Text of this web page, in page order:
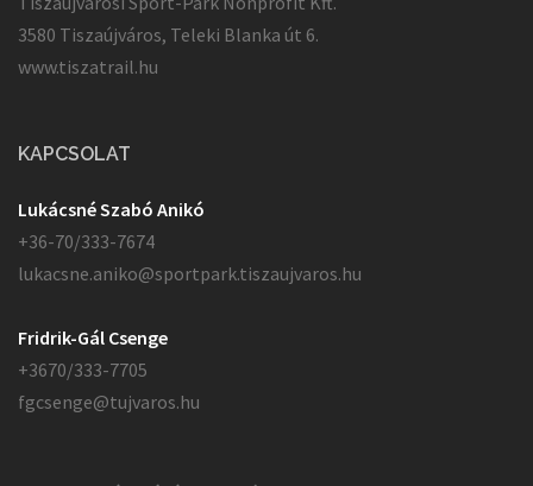
3580 Tiszaújváros, Teleki Blanka út 6.
www.tiszatrail.hu
KAPCSOLAT
Lukácsné Szabó Anikó
+36-70/333-7674
lukacsne.aniko@sportpark.tiszaujvaros.hu
Fridrik-Gál Csenge
+3670/333-7705
fgcsenge@tujvaros.hu